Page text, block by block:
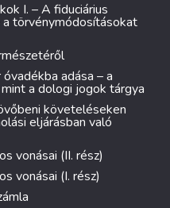
I. – A fiduciárius
törvénymódosításokat
adása – a
a dologi jogok tárgya
követeléseken
eljárásban való
vonásai (II. rész)
vonásai (I. rész)